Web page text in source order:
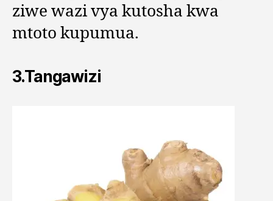
ziwe wazi vya kutosha kwa
mtoto kupumua.
3.Tangawizi